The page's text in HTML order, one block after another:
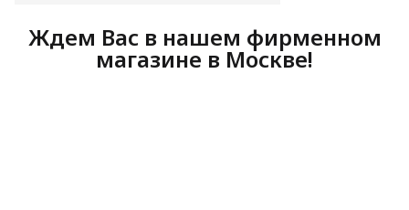
Ждем Вас в нашем фирменном
магазине в Москве!